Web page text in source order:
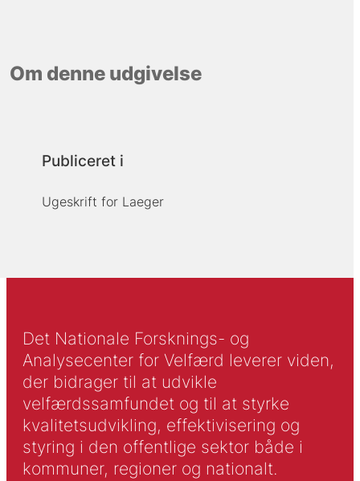
Om denne udgivelse
Publiceret i
Ugeskrift for Laeger
Det Nationale Forsknings- og
Analysecenter for Velfærd leverer viden,
der bidrager til at udvikle
velfærdssamfundet og til at styrke
kvalitetsudvikling, effektivisering og
styring i den offentlige sektor både i
kommuner, regioner og nationalt.